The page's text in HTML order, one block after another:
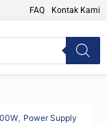
FAQ Kontak Kami
, Power Supply